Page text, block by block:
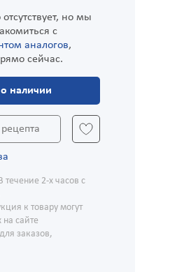
но мы
с
аналогов,
сейчас.
наличии
течение 2-х часов с
к товару могут
на сайте
заказов,